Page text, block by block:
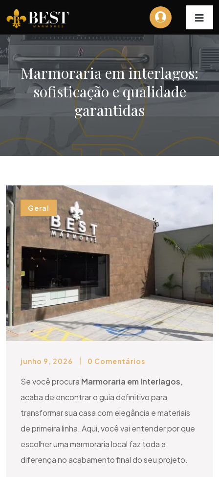
Marmoraria em interlagos:
sofisticação e qualidade
garantidas
Geral
junho 9, 2026 0 Comentários
Se você procura Marmoraria em Interlagos,
acaba de encontrar o guia definitivo para
transformar sua casa com elegância e materiais
de primeira linha. Aqui, você vai entender por que
escolher uma marmoraria local faz toda a
diferença no acabamento final do seu projeto.